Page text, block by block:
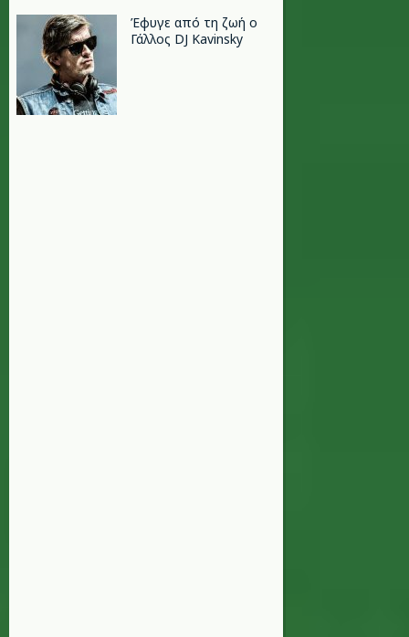
Έφυγε από τη ζωή ο
Γάλλος DJ Kavinsky